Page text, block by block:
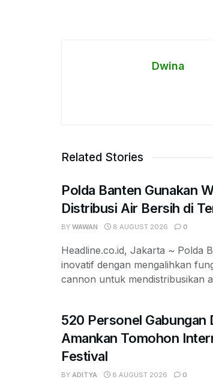
Dwina
Related Stories
Polda Banten Gunakan
Distribusi Air Bersih di
BY WAWAN 8 AUGUST 2026 0
Headline.co.id, Jakarta ~ Polda
inovatif dengan mengalihkan
cannon untuk mendistribusikan
520 Personel Gabungan
Amankan Tomohon
Festival
BY ADITYA 8 AUGUST 2026 0